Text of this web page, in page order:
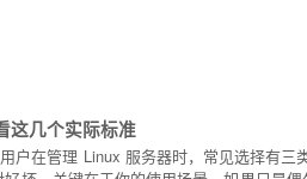
这几个实际标准
户在管理 Linux 服务器时，常见选择有